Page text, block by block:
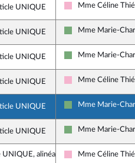
amendement de
UNIQUE Socialistes et
Mme Céline
amendement de
UNIQUE Écologiste et Social
Mme Marie-
amendement de
UNIQUE Écologiste et Social
Mme Marie-
amendement de
UNIQUE Socialistes et
Mme Céline
amendement de
UNIQUE Écologiste et Social
Mme Marie-
amendement de
UNIQUE Écologiste et Social
Mme Marie-
alinéa 1
Socialistes et
Mme Céline